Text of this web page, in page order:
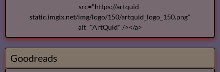
src="https://artquid-
static.imgix.net/img/logo/150/artquid_logo_150.png"
alt="ArtQuid" /></a>
Goodreads